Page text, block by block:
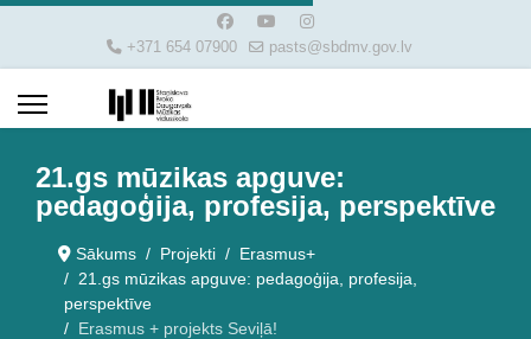
+371 654 07900 pasts@sbdmv.gov.lv
21.gs mūzikas apguve:
pedagoģija, profesija, perspektīve
Sākums Projekti
Erasmus+
21.gs mūzikas apguve: pedagoģija, profesija,
perspektīve
Erasmus + projekts Seviļā!